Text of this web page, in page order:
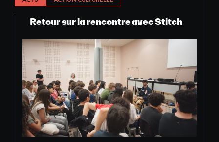
Retour sur la rencontre avec Stitch